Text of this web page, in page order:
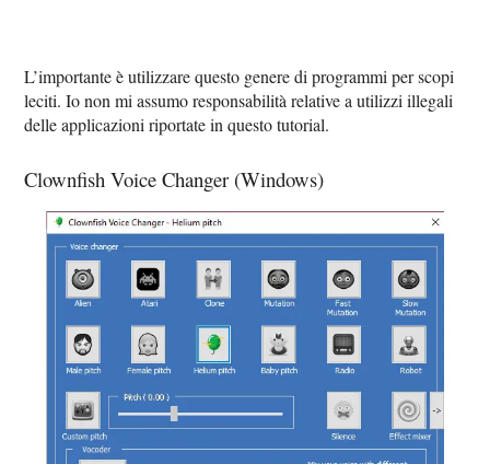
L’importante è utilizzare questo genere di programmi per scopi
leciti. Io non mi assumo responsabilità relative a utilizzi illegali
delle applicazioni riportate in questo tutorial.
Clownfish Voice Changer (Windows)